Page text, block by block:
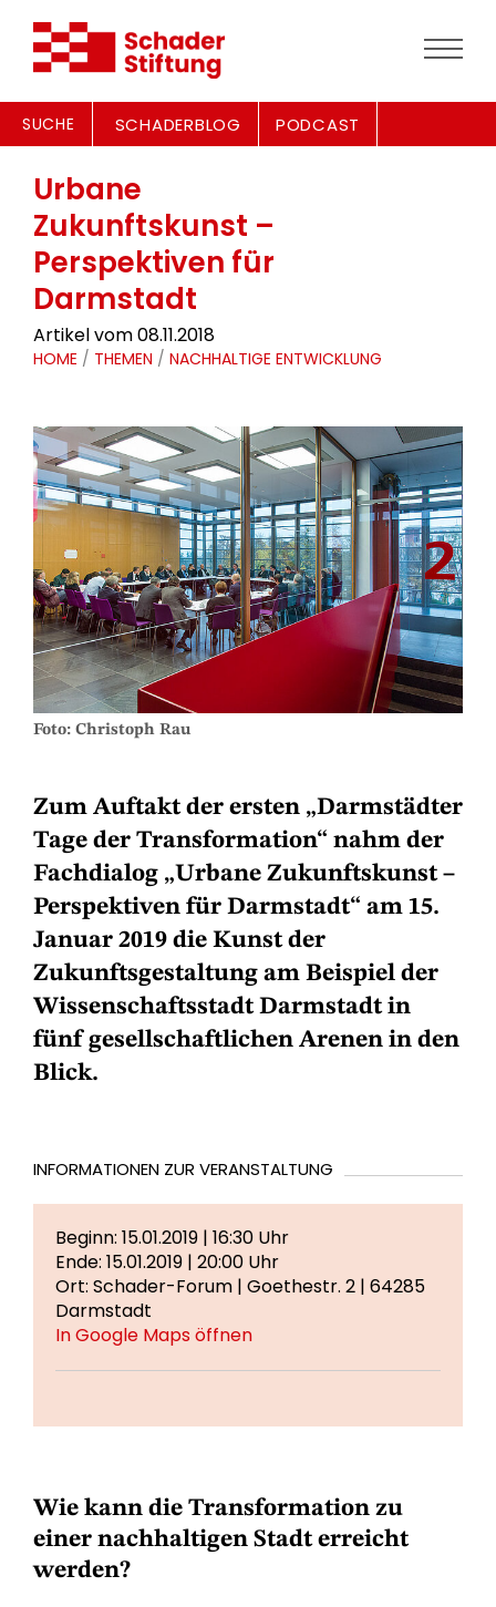
SUCHE SCHADERBLOG PODCAST
Urbane
Zukunftskunst –
Perspektiven für
Darmstadt
Artikel vom 08.11.2018
HOME / THEMEN / NACHHALTIGE ENTWICKLUNG
Foto: Christoph Rau
Zum Auftakt der ersten „Darmstädter
Tage der Transformation“ nahm der
Fachdialog „Urbane Zukunftskunst –
Perspektiven für Darmstadt“ am 15.
Januar 2019 die Kunst der
Zukunftsgestaltung am Beispiel der
Wissenschaftsstadt Darmstadt in
fünf gesellschaftlichen Arenen in den
Blick.
INFORMATIONEN ZUR VERANSTALTUNG
Beginn: 15.01.2019 | 16:30 Uhr
Ende: 15.01.2019 | 20:00 Uhr
Ort: Schader-Forum | Goethestr. 2 | 64285
Darmstadt
In Google Maps öffnen
Wie kann die Transformation zu
einer nachhaltigen Stadt erreicht
werden?